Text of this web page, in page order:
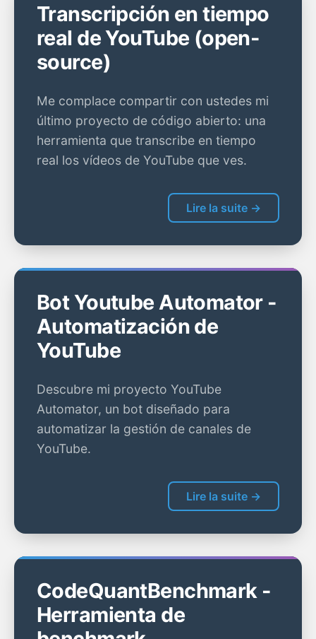
Transcripción en tiempo
real de YouTube (open-
source)
Me complace compartir con ustedes mi
último proyecto de código abierto: una
herramienta que transcribe en tiempo
real los vídeos de YouTube que ves.
Lire la suite →
Bot Youtube Automator -
Automatización de
YouTube
Descubre mi proyecto YouTube
Automator, un bot diseñado para
automatizar la gestión de canales de
YouTube.
Lire la suite →
CodeQuantBenchmark -
Herramienta de